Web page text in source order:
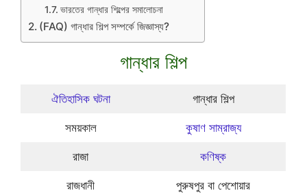
ভারতের গান্ধার শিল্পের সমালোচনা
(FAQ) গান্ধার শিল্প সম্পর্কে জিজ্ঞাস্য?
গান্ধার শিল্প
ঐতিহাসিক ঘটনা গান্ধার শিল্প
সময়কাল কুষাণ সাম্রাজ্য
রাজা কণিষ্ক
রাজধানী পুরুষপুর বা পেশোয়ার